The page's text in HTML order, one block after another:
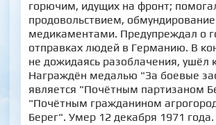
горючим, идущих на фронт;
продовольствием,
медикаментами. Предупреждал о
отправках людей в Германию. В
не дожидаясь разоблачения, ушёл
Награждён медалью "За боевые
является "Почётным партизаном
"Почётным гражданином
Берег". Умер 12 декабря 1971 года.